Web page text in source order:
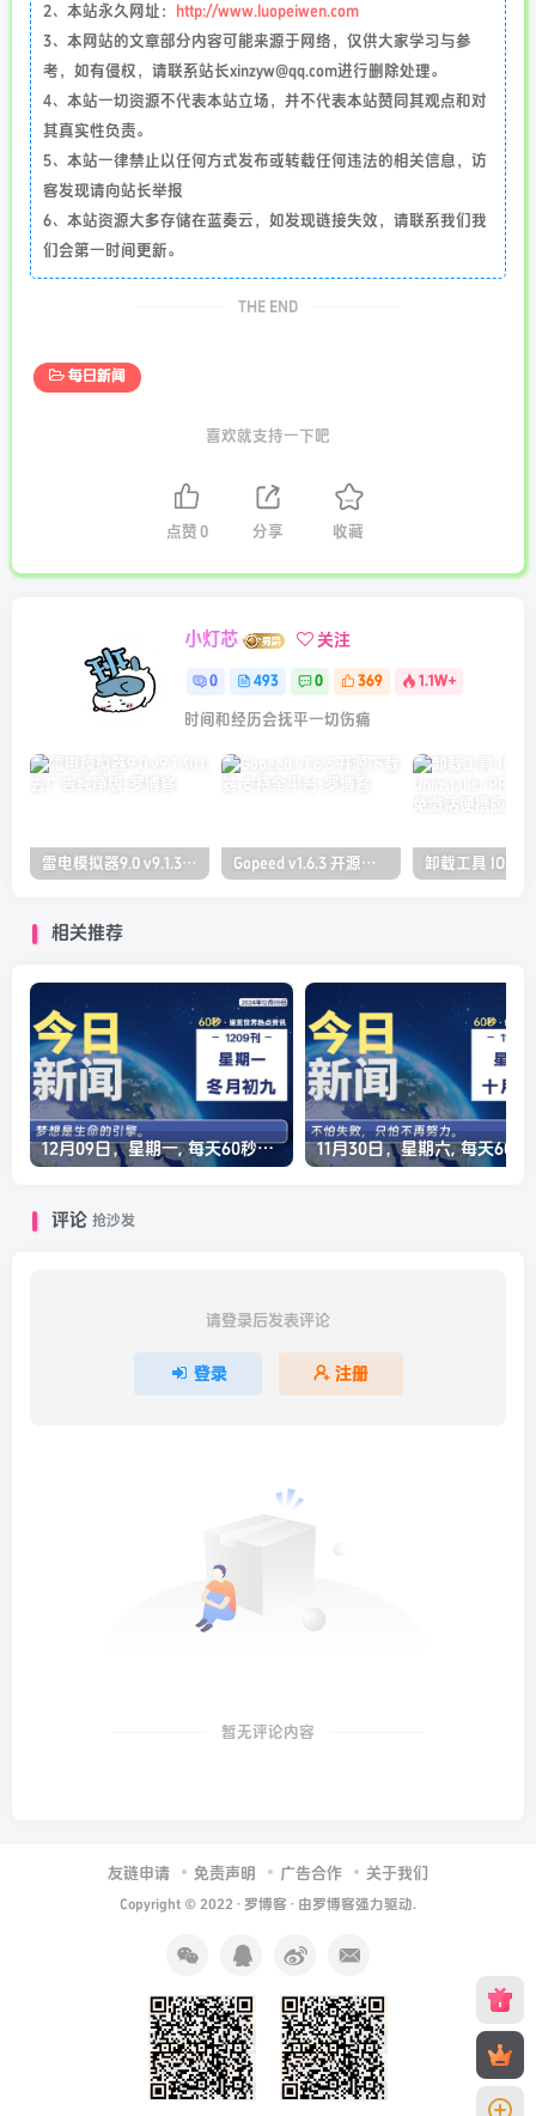
2、本站永久网址：
http://www.luopeiwen.com
3、本网站的文章部分内容可能来源于网络，仅供大家学习与参
考，如有侵权，请联系站长xinzyw@qq.com进行删除处理。
4、本站一切资源不代表本站立场，并不代表本站赞同其观点和对
其真实性负责。
5、本站一律禁止以任何方式发布或转载任何违法的相关信息，访
客发现请向站长举报
6、本站资源大多存储在蓝奏云，如发现链接失效，请联系我们我
们会第一时间更新。
THE END
每日新闻
喜欢就支持一下吧
点赞 0 分享 收藏
小灯芯 关注
0 493 0 369 1.1W+
时间和经历会抚平一切伤痛
雷电模拟器9.0 v9.1.30.0 去广告纯净版 Gopeed v1.6.3 开源下载器 支持全平台
相关推荐
12月09日，星期一, 每天60秒读懂全世界！
评论 抢沙发
请登录后发表评论
登录 注册
暂无评论内容
友链申请 免责声明 广告合作 关于我们
Copyright © 2022 · 罗博客 · 由罗博客强力驱动.